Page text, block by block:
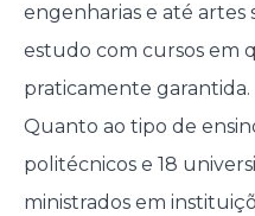
engenharias e até artes
estudo com cursos em
praticamente garantida.
Quanto ao tipo de
politécnicos e 18
ministrados em